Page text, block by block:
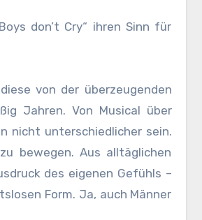
don’t Cry“ ihren Sinn für
von der überzeugenden
Jahren. Von Musical über
nicht unterschiedlicher sein.
bewegen. Aus alltäglichen
des eigenen Gefühls –
Form. Ja, auch Männer